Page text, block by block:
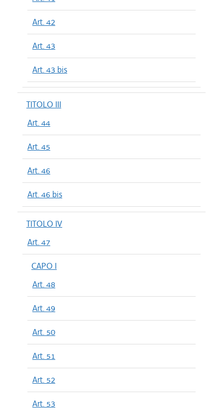
Art. 42
Art. 43
Art. 43 bis
TITOLO III
Art. 44
Art. 45
Art. 46
Art. 46 bis
TITOLO IV
Art. 47
CAPO I
Art. 48
Art. 49
Art. 50
Art. 51
Art. 52
Art. 53